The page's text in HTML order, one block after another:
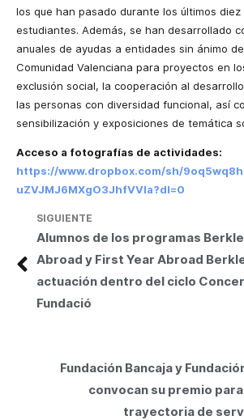
los que han pasado durante los últimos diez
estudiantes. Además, se han desarrollado
anuales de ayudas a entidades sin ánimo
Comunidad Valenciana para proyectos en
exclusión social, la cooperación al
las personas con diversidad funcional, así
sensibilización y exposiciones de temática
Acceso a fotografías de actividades:
https://www.dropbox.com/sh/
uZVJMJ6MXgO3JhfVVIa?dl=0
Fundación Bancaja y
convocan su premio
trayectoria de
SIGUIENTE
Alumnos de los programas
Abroad y First Year Abroad
actuación dentro del ciclo
Fundació